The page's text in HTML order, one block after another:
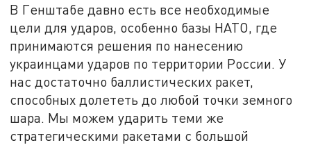
В Генштабе давно есть все необходимые
цели для ударов, особенно базы НАТО, где
принимаются решения по нанесению
украинцами ударов по территории России. У
нас достаточно баллистических ракет,
способных долететь до любой точки земного
шара. Мы можем ударить теми же
стратегическими ракетами с большой